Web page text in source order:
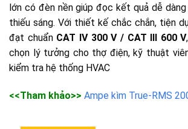
lớn có đèn nền giúp đọc kết quả dễ
thiếu sáng. Với thiết kế chắc chắn, tiện
đạt chuẩn CAT IV 300 V / CAT III 600 V
chọn lý tưởng cho thợ điện, kỹ thuật
kiểm tra hệ thống HVAC
<<Tham khảo>> Ampe kìm True-RMS